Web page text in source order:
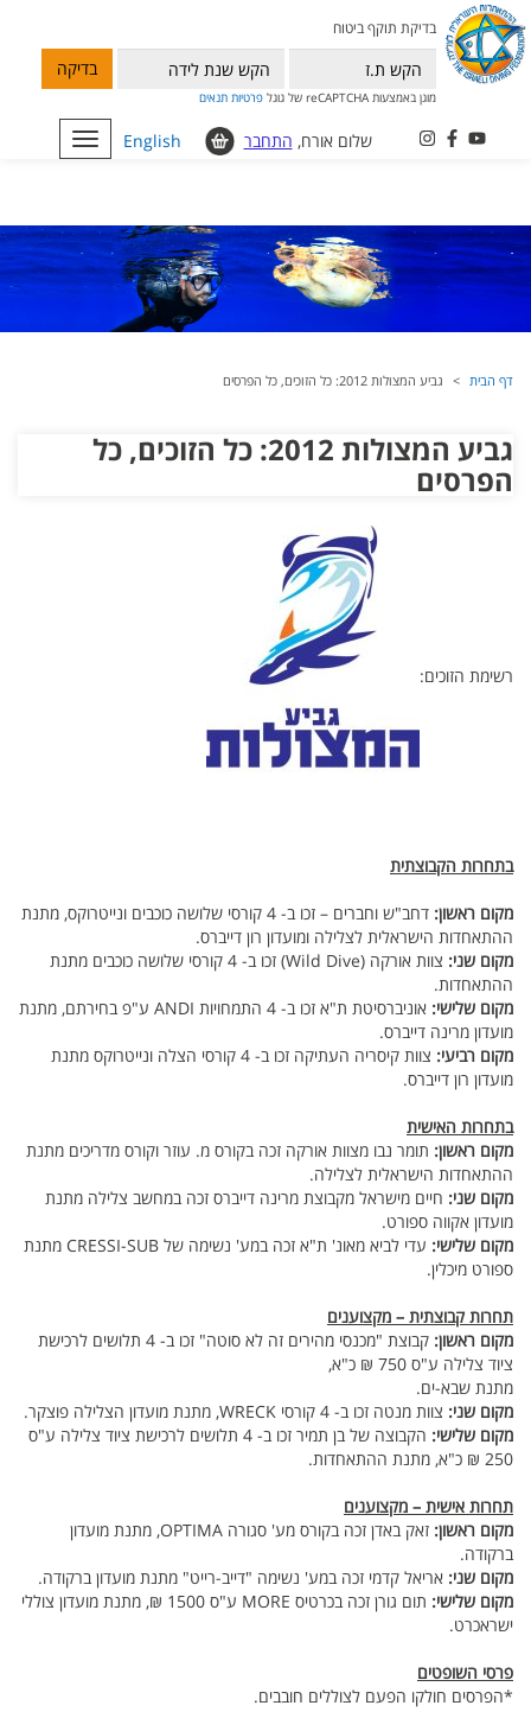
בדיקת תוקף ביטוח
בדיקה
מוגן באמצעות reCAPTCHA של גוגל פרטיות תנאים
Toggle
navigation
English שלום אורח, התחבר
דף הבית גביע המצולות 2012: כל הזוכים, כל הפרסים
גביע המצולות 2012: כל הזוכים, כל
הפרסים
רשימת הזוכים:
בתחרות הקבוצתית
מקום ראשון:
דחב"ש וחברים – זכו ב- 4 קורסי שלושה כוכבים ונייטרוקס, מתנת
ההתאחדות הישראלית לצלילה ומועדון רון דייברס.
מקום שני:
צוות אורקה (Wild Dive) זכו ב- 4 קורסי שלושה כוכבים מתנת
ההתאחדות.
מקום שלישי:
אוניברסיטת ת"א זכו ב- 4 התמחויות ANDI ע"פ בחירתם, מתנת
מועדון מרינה דייברס.
מקום רביעי:
צוות קיסריה העתיקה זכו ב- 4 קורסי הצלה ונייטרוקס מתנת
מועדון רון דייברס.
בתחרות האישית
מקום ראשון: תומר נבו מצוות אורקה זכה בקורס מ. עוזר וקורס מדריכים מתנת
ההתאחדות הישראלית לצלילה.
מקום שני: חיים מישראל מקבוצת מרינה דייברס זכה במחשב צלילה מתנת
מועדון אקווה ספורט.
מקום שלישי:
עדי לביא מאונ' ת"א זכה במע' נשימה של CRESSI-SUB מתנת
ספורט מיכלין.
תחרות קבוצתית – מקצוענים
מקום ראשון:
קבוצת "מכנסי מהירים זה לא סוטה" זכו ב- 4 תלושים לרכישת
ציוד צלילה ע"ס 750 ₪ כ"א,
מתנת שבא-ים.
מקום שני: צוות מנטה זכו ב- 4 קורסי WRECK, מתנת מועדון הצלילה פוצקר.
מקום שלישי:
הקבוצה של בן תמיר זכו ב- 4 תלושים לרכישת ציוד צלילה ע"ס
250 ₪ כ"א, מתנת ההתאחדות.
תחרות אישית – מקצוענים
מקום ראשון:
זאק באדן זכה בקורס מע' סגורה OPTIMA, מתנת מועדון
ברקודה.
מקום שני: אריאל קדמי זכה במע' נשימה "דייב-רייט" מתנת מועדון ברקודה.
מקום שלישי:
תום גורן זכה בכרטיס MORE ע"ס 1500 ₪, מתנת מועדון צוללי
ישראכרט.
פרסי השופטים
*הפרסים חולקו הפעם לצוללים חובבים.